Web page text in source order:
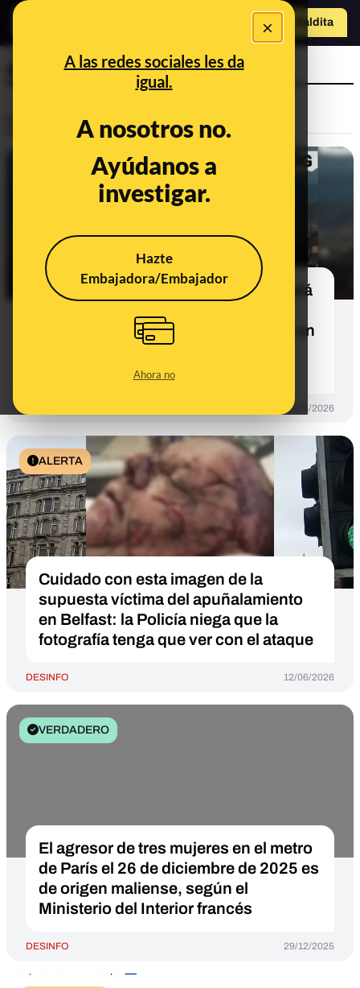
×
A las redes sociales les da
igual.
A nosotros no.
Ayúdanos a
investigar.
Hazte
Embajadora/Embajador
Ahora no
Hazte Maldito
apuñalamiento
No, este vídeo de un incendio no está
disturbios por el apuñalamiento de un
hombre: es una explosión en un
gasoducto ruso
12/06/2026
ALERTA
Cuidado con esta imagen de la
supuesta víctima del apuñalamiento
en Belfast: la Policía niega que la
fotografía tenga que ver con el ataque
DESINFO 12/06/2026
VERDADERO
El agresor de tres mujeres en el metro
de París el 26 de diciembre de 2025 es
de origen maliense, según el
Ministerio del Interior francés
DESINFO 29/12/2025